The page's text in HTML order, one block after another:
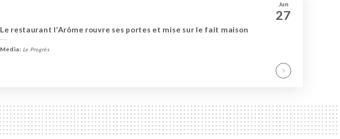
Le restaurant l'Arôme rouvre ses portes et mise sur le fait maison
Media: Le Progrès
Jun
27